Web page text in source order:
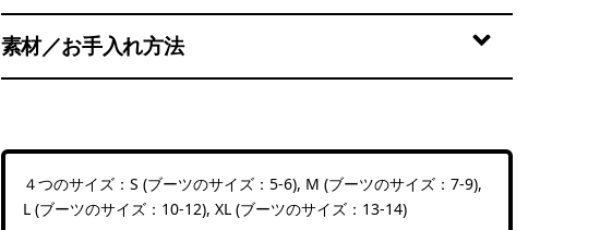
素材／お手入れ方法
４つのサイズ：S (ブーツのサイズ：5-6), M (ブーツのサイズ：7-9),
L (ブーツのサイズ：10-12), XL (ブーツのサイズ：13-14)